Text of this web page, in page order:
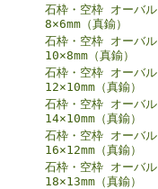
石枠・空枠 オーバル
8×6mm（真鍮）
石枠・空枠 オーバル
10×8mm（真鍮）
石枠・空枠 オーバル
12×10mm（真鍮）
石枠・空枠 オーバル
14×10mm（真鍮）
石枠・空枠 オーバル
16×12mm（真鍮）
石枠・空枠 オーバル
18×13mm（真鍮）